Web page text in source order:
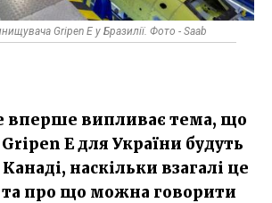
Gripen E у Бразилії. Фото - Saab
вперше випливає тема, що
E для України будуть
наскільки взагалі це
та про що можна говорити